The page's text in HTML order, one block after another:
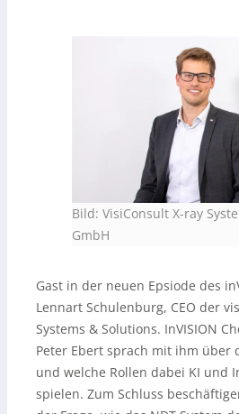
generiert und vom Tedo Verlag
Bild: VisiConsult X-ray
GmbH
Gast in der neuen Epsiode des
Lennart Schulenburg, CEO der
Systems & Solutions. InVISION
Peter Ebert sprach mit ihm über
und welche Rollen dabei KI und
spielen. Zum Schluss